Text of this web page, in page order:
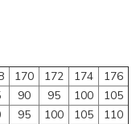
170 172 174
176
90 95 100
105
95 100 105
110